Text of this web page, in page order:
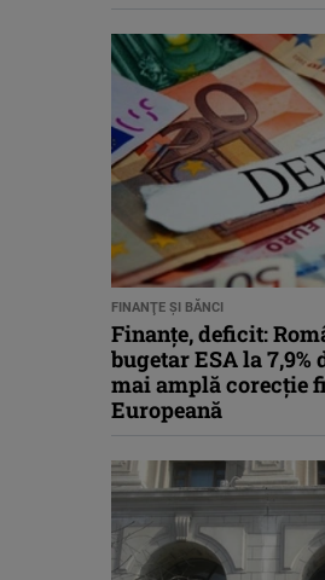
FINANŢE ŞI BĂNCI
Finanțe, deficit:
bugetar ESA la 7,9%
mai amplă corecție
Europeană